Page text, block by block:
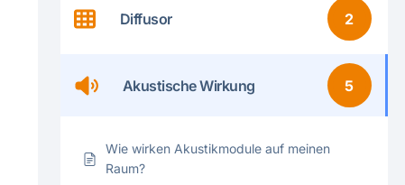
Diffusor 2
Akustische Wirkung 5
Wie wirken Akustikmodule auf meinen
Raum?